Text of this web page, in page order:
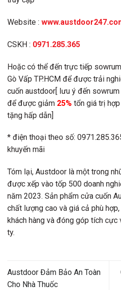
Website :
CSKH : 0971.285.365
Hoặc có thể đến trực tiếp
Gò Vấp TP.HCM để được trải
cuốn austdoor[ lưu ý đến sowrum
để được giảm 25% tổn giá trị
tặng hấp dẫn]
* điện thoại theo số:
khuyến mãi
Tóm lại, Austdoor là một trong
được xếp vào tốp 500 doanh
năm 2023. Sản phẩm cửa cuốn
chất lượng cao và giá cả phù
khách hàng và đóng góp tích
ty.
Austdoor Đảm Bảo An Toàn
Cho Nhà Thuốc